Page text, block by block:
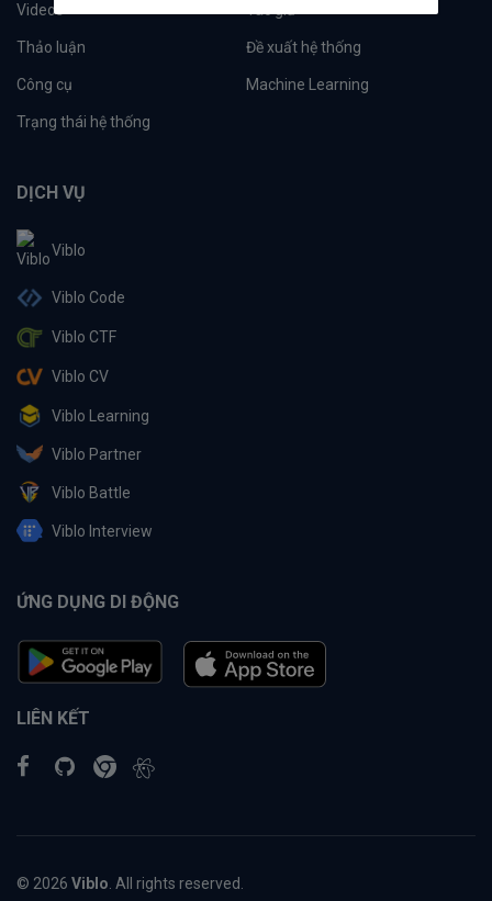
Videos
Thảo luận Đề xuất hệ thống
Công cụ Machine Learning
Trạng thái hệ thống
DỊCH VỤ
Viblo
Viblo Code
Viblo CTF
Viblo CV
Viblo Learning
Viblo Partner
Viblo Battle
Viblo Interview
ỨNG DỤNG DI ĐỘNG
LIÊN KẾT
© 2026 Viblo . All rights reserved.